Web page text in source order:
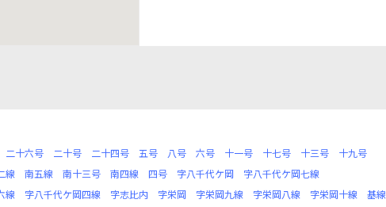
二十六号 二十号 二十四号 五号 八号 六号 十一号 十七号 十三号
十九号
線 南五線 南十三号 南四線 四号 字八千代ケ岡
字八千代ケ岡七線
線 字八千代ケ岡四線 字志比内 字栄岡 字栄岡九線 字栄岡八線 字栄岡十線
基線